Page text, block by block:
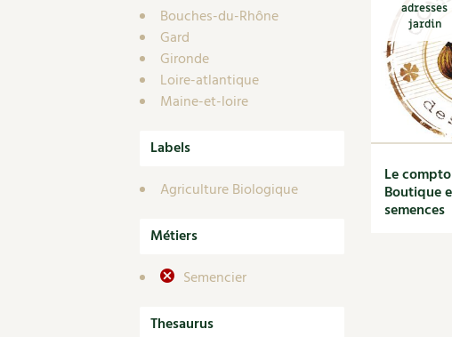
Bouches-du-Rhône
Gard
Gironde
Loire-atlantique
Maine-et-loire
Labels
Agriculture Biologique
Métiers
Semencier
Thesaurus
adresses
jardin
Le
Boutique
semences